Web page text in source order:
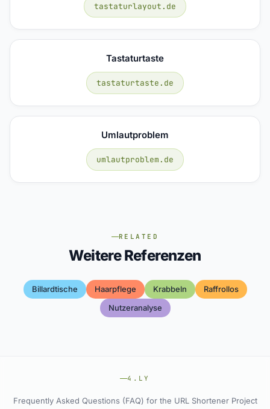
tastaturlayout.de
Tastaturtaste
tastaturtaste.de
Umlautproblem
umlautproblem.de
RELATED
Weitere Referenzen
Billardtische Haarpflege Krabbeln
Raffrollos
Nutzeranalyse
4.LY
Frequently Asked Questions (FAQ) for the URL Shortener Project